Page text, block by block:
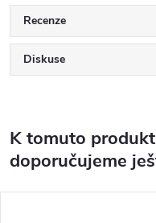
Recenze
Diskuse
K tomuto
doporučujeme